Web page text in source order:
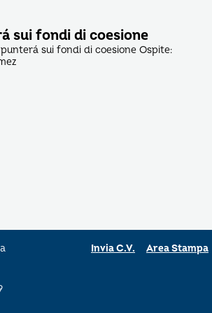
sui fondi di coesione
sui fondi di coesione Ospite:
Invia C.V. Area Stampa